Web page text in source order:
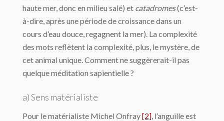
haute mer, donc en milieu salé) et catadromes(c’est-
à-dire, après une période de croissance dans un
cours d’eau douce, regagnent la mer). La complexité
des mots reflètent la complexité, plus, le mystère, de
cet animal unique. Comment ne suggèrerait-il pas
quelque méditation sapientielle ?
a) Sens matérialiste
Pour le matérialiste Michel Onfray[2], l’anguille est